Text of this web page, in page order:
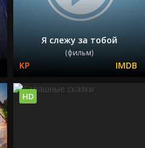
Я слежу за тобой
(фильм)
HD